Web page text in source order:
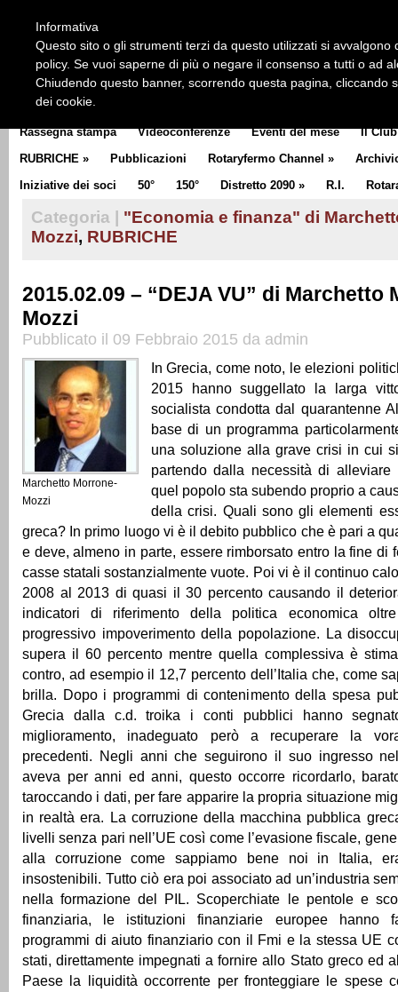
CLUB COMMUNICATOR
Rassegna stampa Videoconferenze Eventi del mese Il Club
RUBRICHE » Pubblicazioni Rotaryfermo Channel »
Iniziative dei soci
50° 150° Distretto 2090 » R.I.
Categoria |
"Economia e finanza" di
Mozzi, RUBRICHE
2015.02.09 – “DEJA VU” di Marchetto
Mozzi
Pubblicato il 09 Febbraio 2015 da admin
Marchetto Morrone-
Mozzi
In Grecia, come noto, le elezioni
2015 hanno suggellato la larga
socialista condotta dal quarantenne
base di un programma
una soluzione alla grave crisi in cui
partendo dalla necessità di alleviare
quel popolo sta subendo proprio a
della crisi. Quali sono gli elementi
greca? In primo luogo vi è il debito pubblico che è pari a
e deve, almeno in parte, essere rimborsato entro la fine di
casse statali sostanzialmente vuote. Poi vi è il continuo
2008 al 2013 di quasi il 30 percento causando il
indicatori di riferimento della politica economica
progressivo impoverimento della popolazione. La
supera il 60 percento mentre quella complessiva è
contro, ad esempio il 12,7 percento dell’Italia che, come
brilla. Dopo i programmi di contenimento della spesa
Grecia dalla c.d. troika i conti pubblici hanno
miglioramento, inadeguato però a recuperare la
precedenti. Negli anni che seguirono il suo ingresso
aveva per anni ed anni, questo occorre ricordarlo,
taroccando i dati, per fare apparire la propria situazione
in realtà era. La corruzione della macchina pubblica
livelli senza pari nell’UE così come l’evasione fiscale,
alla corruzione come sappiamo bene noi in Italia,
insostenibili. Tutto ciò era poi associato ad un’industria
nella formazione del PIL. Scoperchiate le pentole e
finanziaria, le istituzioni finanziarie europee hanno
programmi di aiuto finanziario con il Fmi e la stessa UE
stati, direttamente impegnati a fornire allo Stato greco ed
Paese la liquidità occorrente per fronteggiare le spese
Informativa
Questo sito o gli strumenti terzi da questo utilizzati si
policy. Se vuoi saperne di più o negare il consenso a tutti o ad
Chiudendo questo banner, scorrendo questa pagina, cliccando
dei cookie.